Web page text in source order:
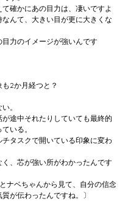
て確かにあの目力は、凄いですよ
んて、大きい目が更に大きくな
力のイメージが強いんです
2か月経つと？
。
途中それたりしていても最終的
いる。
タスクで開いている印象に変わ
く、芯が強い所がわかったんです
ナベちゃんから見て、自分の信念
が伝わったんですね。〕